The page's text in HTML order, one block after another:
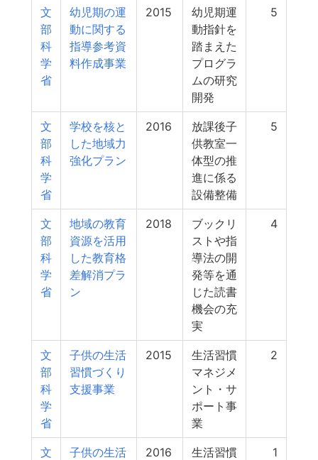
文
部
科
学
省
幼児期の運
動に関する
指導参考資
料作成事業
2015
幼児期運
動指針を
踏まえた
プログラ
ムの研究
開発
5
文
部
科
学
省
学校を核と
した地域力
強化プラン
2016
放課後子
供教室一
体型の推
進に係る
設備整備
5
文
部
科
学
省
地域の教育
資源を活用
した教育格
差解消プラ
ン
2018
ブックリ
ストや指
導法の開
発等を通
じた読書
機会の充
実
4
文
部
科
学
省
子供の生活
習慣づくり
支援事業
2015
生活習慣
マネジメ
ント・サ
ポート事
業
2
文
子供の生活
2016
生活習慣
1